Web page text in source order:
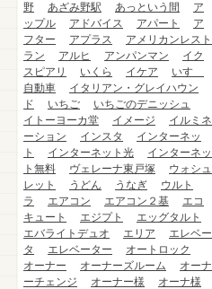
野
あざみ野駅 あっという間
ア
ップル
アドバイス アパート
ア
フター
アプラス
アメリカンレスト
ラン
アルヒ アンパンマン
イク
スピアリ
いくら イケア
いすゞ
自動車
イタリアン・グレイハウン
ド
いちご
いちごのデニッシュ
イトーヨーカ堂
イメージ
イルミネ
ーション
インスタ
インターネッ
ト
インターネット光
インターネッ
ト無料
ヴェレーナ東戸塚
ウォシュ
レット
うどん うなぎ
ウルト
ラ
エアコン エアコン２基
エコ
キュート
エジプト
エッグタルト
エバライトデュオ
エリア
エレベー
タ
エレベーター
オートロック
オーナー
オーナーズルーム
オーナ
ーチェンジ
オーナー様
オーナ様